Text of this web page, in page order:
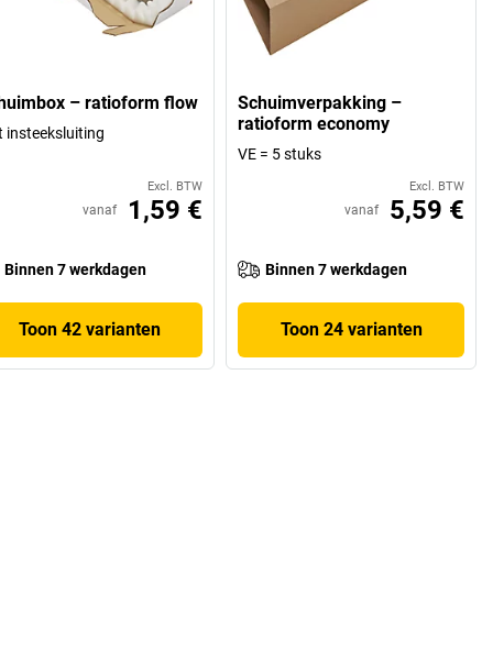
– ratioform flow
insteeksluiting
Excl. BTW
vanaf 1,59 €
Binnen 7 werkdagen
Toon 42 varianten
Schuimverpakking –
ratioform economy
VE = 5 stuks
Excl. BTW
vanaf 5,59 €
Binnen 7 werkdagen
Toon 24 varianten